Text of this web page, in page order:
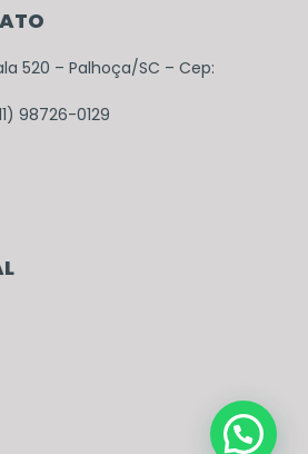
520 – Palhoça/SC – Cep:
98726-0129